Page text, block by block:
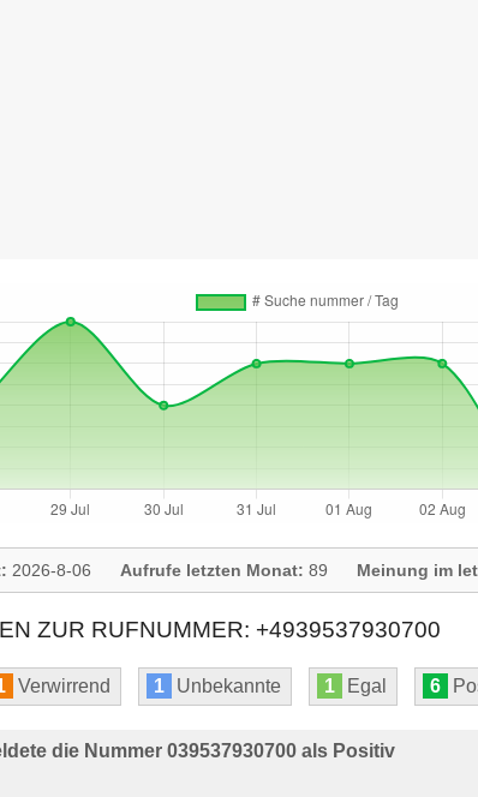
2026-8-06 Aufrufe letzten Monat: 89 Meinung im
ZUR RUFNUMMER: +4939537930700
Verwirrend 1 Unbekannte 1 Egal 6
die Nummer 039537930700 als Positiv